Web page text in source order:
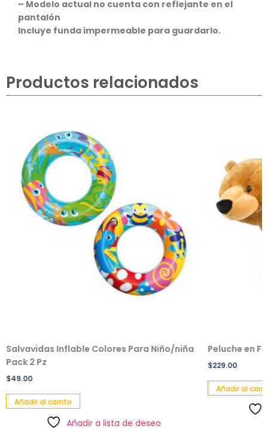
– Modelo actual no cuenta con reflejante en el
pantalón
Incluye funda impermeable para guardarlo.
Productos relacionados
Salvavidas Inflable Colores Para Niño/niña
Pack 2 Pz
$49.00
Añadir al carrito
Añadir a lista de deseo
Peluche en
$229.00
Añadir al